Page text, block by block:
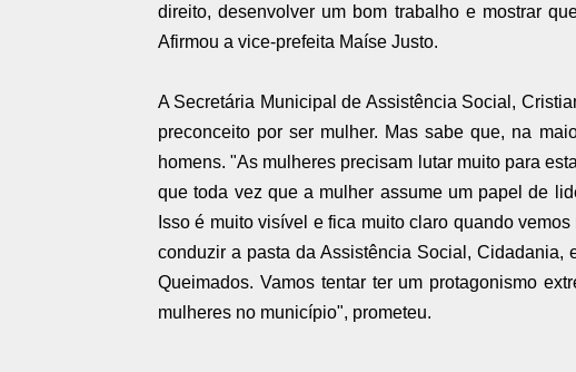
direito, desenvolver um bom trabalho e mostrar
Afirmou a vice-prefeita Maíse Justo.
A Secretária Municipal de Assistência Social,
preconceito por ser mulher. Mas sabe que, na
homens. "As mulheres precisam lutar muito para
que toda vez que a mulher assume um papel de
Isso é muito visível e fica muito claro quando
conduzir a pasta da Assistência Social,
Queimados. Vamos tentar ter um protagonismo
mulheres no município", prometeu.